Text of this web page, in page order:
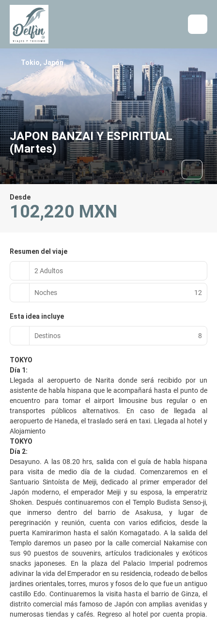
JAPON BANZAI Y ESPIRITUAL
(Martes)
Tokio, Japón
Desde
102,220 MXN
Resumen del viaje
2 Adultos
Noches 12
Esta idea incluye
Destinos 8
TOKYO
Día 1:
Llegada al aeropuerto de Narita donde será recibido por un
asistente de habla hispana que le acompañará hasta el punto de
encuentro para tomar el airport limousine bus regular o en
transportes públicos alternativos. En caso de llegada al
aeropuerto de Haneda, el traslado será en taxi. Llegada al hotel y
Alojamiento
TOKYO
Día 2:
Desayuno. A las 08.20 hrs, salida con el guía de habla hispana
para visita de medio día de la ciudad. Comenzaremos en el
Santuario Sintoísta de Meiji, dedicado al primer emperador del
Japón moderno, el emperador Meiji y su esposa, la emperatriz
Shoken. Después continuaremos con el Templo Budista Senso-ji,
que inmerso dentro del barrio de Asakusa, y lugar de
peregrinación y reunión, cuenta con varios edificios, desde la
puerta Kamirarimon hasta el salón Komagatado. A la salida del
Templo daremos un paseo por la calle comercial Nakamise con
sus 90 puestos de souvenirs, artículos tradicionales y exóticos
snacks japoneses. En la plaza del Palacio Imperial podremos
adivinar la vida del Emperador en su residencia, rodeado de bellos
jardines orientales, torres, muros y fosos de lo que fue un antiguo
castillo Edo. Continuaremos la visita hasta el barrio de Ginza, el
distrito comercial más famoso de Japón con amplias avenidas y
numerosas tiendas y cafés. Regreso al hotel por cuenta propia.